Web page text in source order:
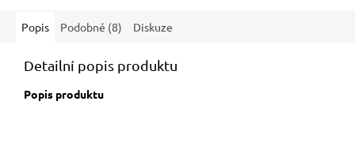
Popis Podobné (8) Diskuze
Detailní popis produktu
Popis produktu